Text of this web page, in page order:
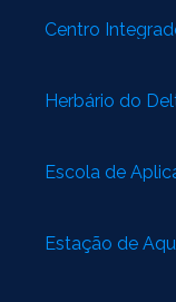
Centro
Herbário do
Escola de
Estação de